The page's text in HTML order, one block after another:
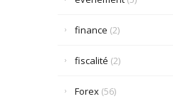
finance (2)
fiscalité (2)
Forex(56)